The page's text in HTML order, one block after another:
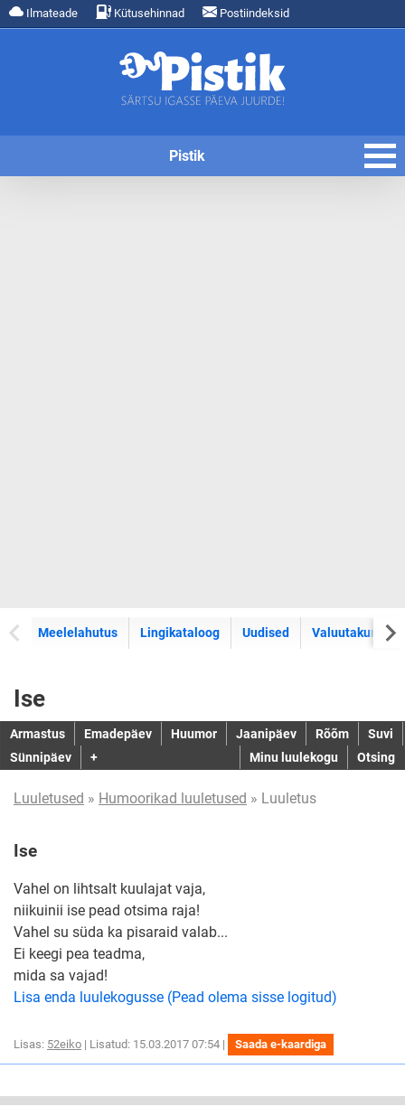
Ilmateade Kütusehinnad Postiindeksid
Pistik
Meelelahutus Lingikataloog Uudised Valuutakursid
Ise
Armastus Emadepäev Huumor Jaanipäev Rõõm
Suvi
Sünnipäev
+ Minu luulekogu Otsing
Luuletused » Humoorikad luuletused » Luuletus
Ise
Vahel on lihtsalt kuulajat vaja,
niikuinii ise pead otsima raja!
Vahel su süda ka pisaraid valab...
Ei keegi pea teadma,
mida sa vajad!
Lisa enda luulekogusse (Pead olema sisse logitud)
Lisas: 52eiko | Lisatud: 15.03.2017 07:54 | Saada e-kaardiga